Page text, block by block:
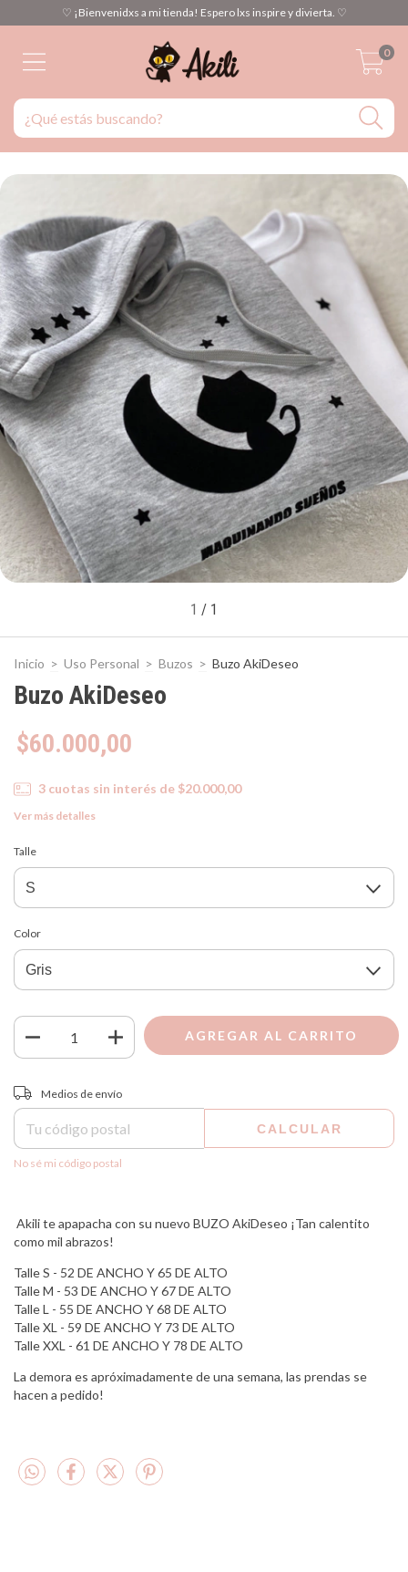
♡ ¡Bienvenidxs a mi tienda! Espero lxs inspire y divierta. ♡
0
1 / 1
Inicio > Uso Personal > Buzos > Buzo AkiDeseo
Buzo AkiDeseo
$60.000,00
3 cuotas sin interés de $20.000,00
Ver más detalles
Talle
Color
Entregas para el CP:
Medios de envío
CALCULAR
No sé mi código postal
Akili te apapacha con su nuevo BUZO AkiDeseo ¡Tan calentito
como mil abrazos!
Talle S - 52 DE ANCHO Y 65 DE ALTO
Talle M - 53 DE ANCHO Y 67 DE ALTO
Talle L - 55 DE ANCHO Y 68 DE ALTO
Talle XL - 59 DE ANCHO Y 73 DE ALTO
Talle XXL - 61 DE ANCHO Y 78 DE ALTO
La demora es apróximadamente de una semana, las prendas se
hacen a pedido!